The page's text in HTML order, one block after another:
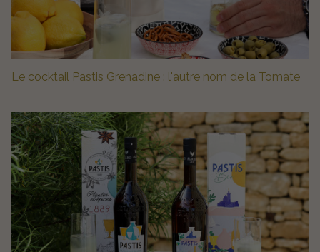
Le cocktail Pastis Grenadine : l'autre nom de la Tomate